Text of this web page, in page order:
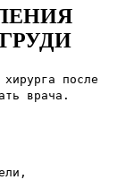
после
врача.